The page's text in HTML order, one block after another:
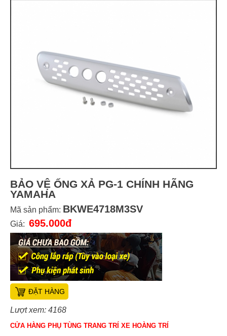
BẢO VỆ ỐNG XẢ PG-1 CHÍNH HÃNG
YAMAHA
Mã sản phẩm: BKWE4718M3SV
Giá: 695.000đ
ĐẶT HÀNG
Lượt xem: 4168
CỬA HÀNG PHỤ TÙNG TRANG TRÍ XE HOÀNG TRÍ